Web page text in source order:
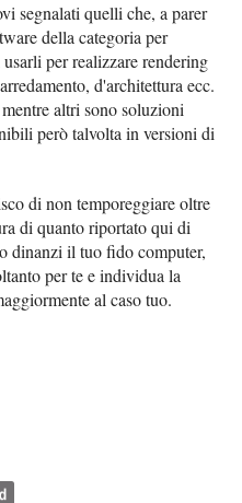
segnalati quelli che, a parer
della categoria per
per realizzare rendering
d'architettura ecc.
altri sono soluzioni
però talvolta in versioni di
di non temporeggiare oltre
di quanto riportato qui di
dinanzi il tuo fido computer,
per te e individua la
al caso tuo.